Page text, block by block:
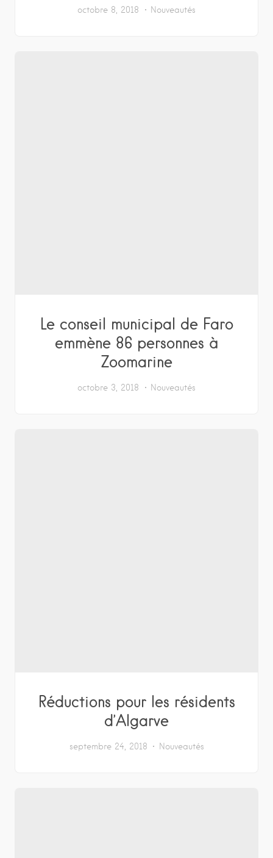
octobre 8, 2018 Nouveautés
Le conseil municipal de Faro
emmène 86 personnes à
Zoomarine
octobre 3, 2018 Nouveautés
Réductions pour les résidents
d’Algarve
septembre 24, 2018 Nouveautés